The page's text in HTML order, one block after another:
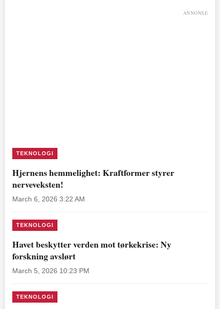
ANNONSE
TEKNOLOGI
Hjernens hemmelighet: Kraftformer styrer
nerveveksten!
March 6, 2026 3:22 AM
TEKNOLOGI
Havet beskytter verden mot tørkekrise: Ny
forskning avslørt
March 5, 2026 10:23 PM
TEKNOLOGI